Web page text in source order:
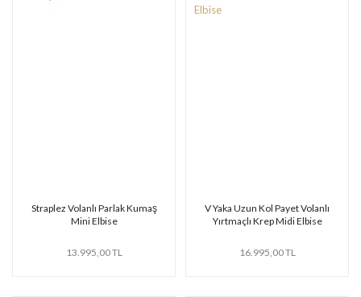
Straplez Volanlı Parlak Kumaş
Mini Elbise
13.995,00 TL
V Yaka Uzun Kol Payet Volanlı
Yırtmaçlı Krep Midi Elbise
16.995,00 TL